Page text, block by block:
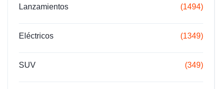
Lanzamientos (1494)
Eléctricos (1349)
SUV (349)